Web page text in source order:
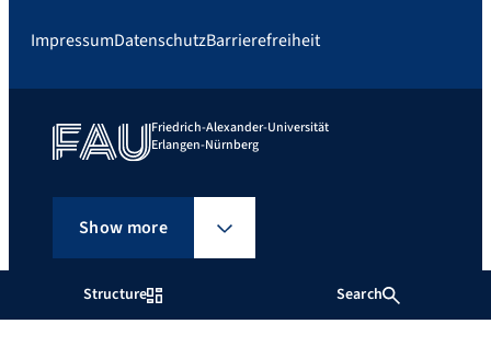
Structure Search
ImpressumDatenschutzBarrierefreiheit
Friedrich-Alexander-Universität
Erlangen-Nürnberg
Show more